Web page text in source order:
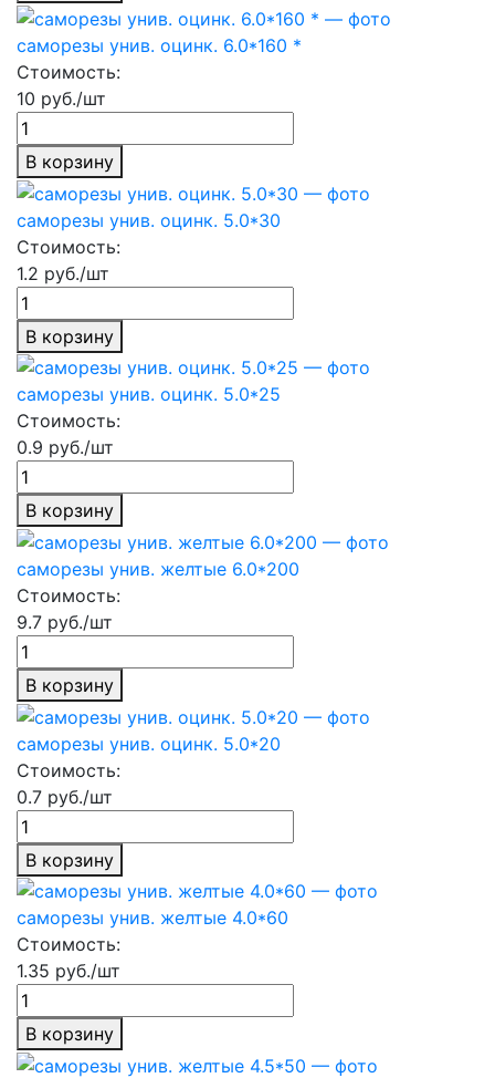
саморезы унив. оцинк. 6.0*160 *
Стоимость:
10 руб./шт
В корзину
саморезы унив. оцинк. 5.0*30
Стоимость:
1.2 руб./шт
В корзину
саморезы унив. оцинк. 5.0*25
Стоимость:
0.9 руб./шт
В корзину
саморезы унив. желтые 6.0*200
Стоимость:
9.7 руб./шт
В корзину
саморезы унив. оцинк. 5.0*20
Стоимость:
0.7 руб./шт
В корзину
саморезы унив. желтые 4.0*60
Стоимость:
1.35 руб./шт
В корзину